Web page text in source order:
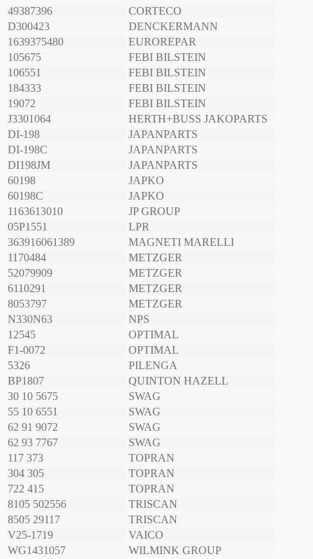
49387396
CORTECO
D300423
DENCKERMANN
1639375480
EUROREPAR
105675
FEBI BILSTEIN
106551
FEBI BILSTEIN
184333
FEBI BILSTEIN
19072
FEBI BILSTEIN
J3301064
HERTH+BUSS JAKOPARTS
DI-198
JAPANPARTS
DI-198C
JAPANPARTS
DI198JM
JAPANPARTS
60198
JAPKO
60198C
JAPKO
1163613010
JP GROUP
05P1551
LPR
363916061389
MAGNETI MARELLI
1170484
METZGER
52079909
METZGER
6110291
METZGER
8053797
METZGER
N330N63
NPS
12545
OPTIMAL
F1-0072
OPTIMAL
5326
PILENGA
BP1807
QUINTON HAZELL
30 10 5675
SWAG
55 10 6551
SWAG
62 91 9072
SWAG
62 93 7767
SWAG
117 373
TOPRAN
304 305
TOPRAN
722 415
TOPRAN
8105 502556
TRISCAN
8505 29117
TRISCAN
V25-1719
VAICO
WG1431057
WILMINK GROUP